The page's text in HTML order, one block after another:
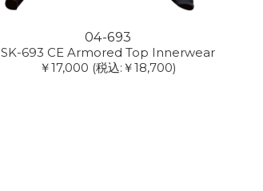
04-693
SK-693 CE Armored Top Innerwear
￥17,000 (税込:￥18,700)